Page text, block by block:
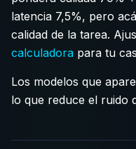
latencia 7,5%, pero
calidad de la tarea.
calculadora para tu
Los modelos que
lo que reduce el ruido